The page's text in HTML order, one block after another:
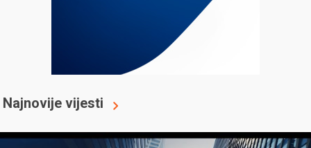
Najnovije vijesti